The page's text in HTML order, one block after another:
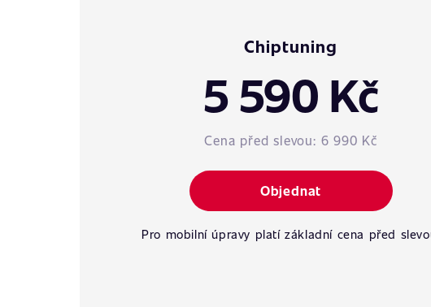
Chiptuning
5 590 Kč
Cena před slevou: 6 990 Kč
Objednat
Pro mobilní úpravy platí základní cena před